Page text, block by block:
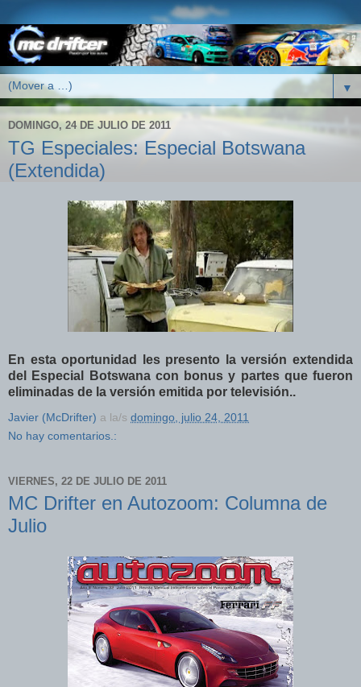
▼
DOMINGO, 24 DE JULIO DE 2011
TG Especiales: Especial Botswana
(Extendida)
En esta oportunidad les presento la versión extendida
del Especial Botswana con bonus y partes que fueron
eliminadas de la versión emitida por televisión..
Javier (McDrifter) a la/s domingo, julio 24, 2011
No hay comentarios.:
VIERNES, 22 DE JULIO DE 2011
MC Drifter en Autozoom: Columna de
Julio